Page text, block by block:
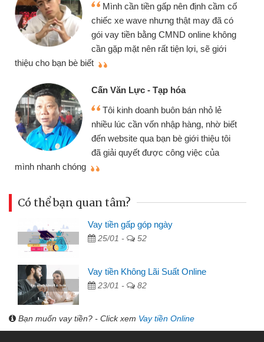
Mình cần tiền gấp nên định cầm cố
chiếc xe wave nhưng thật may đã có
gói vay tiền bằng CMND online không
cần gặp mặt nên rất tiện lợi, sẽ giới
thiệu cho bạn bè biết
Cấn Văn Lực - Tạp hóa
Tôi kinh doanh buôn bán nhỏ lẻ
nhiều lúc cần vốn nhập hàng, nhờ biết
đến website qua bạn bè giới thiệu tôi
đã giải quyết được công việc của
mình nhanh chóng
Có thể bạn quan tâm?
Vay tiền gấp góp ngày
25/01 - 52
Vay tiền Không Lãi Suất Online
23/01 - 82
Bạn muốn vay tiền? - Click xem Vay tiền Online